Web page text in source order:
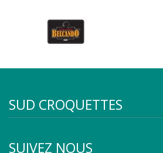
SUD CROQUETTES
SUIVEZ NOUS